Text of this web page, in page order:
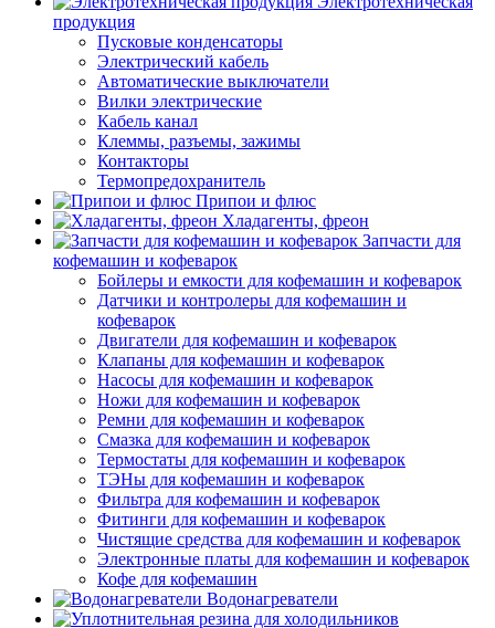
продукция
Пусковые конденсаторы
Электрический кабель
Автоматические выключатели
Вилки электрические
Кабель канал
Клеммы, разъемы, зажимы
Контакторы
Термопредохранитель
Припои и флюс
Хладагенты, фреон
Запчасти для
кофемашин и кофеварок
Бойлеры и емкости для кофемашин и кофеварок
Датчики и контролеры для кофемашин и
кофеварок
Двигатели для кофемашин и кофеварок
Клапаны для кофемашин и кофеварок
Насосы для кофемашин и кофеварок
Ножи для кофемашин и кофеварок
Ремни для кофемашин и кофеварок
Смазка для кофемашин и кофеварок
Термостаты для кофемашин и кофеварок
ТЭНы для кофемашин и кофеварок
Фильтра для кофемашин и кофеварок
Фитинги для кофемашин и кофеварок
Чистящие средства для кофемашин и кофеварок
Электронные платы для кофемашин и кофеварок
Кофе для кофемашин
Водонагреватели